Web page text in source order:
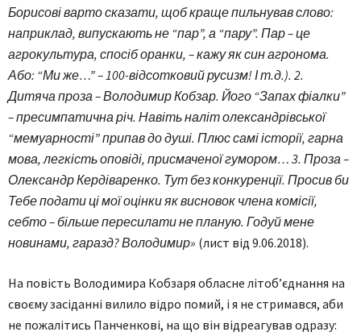
Борисові варто сказати, щоб краще пильнував слово:
наприклад, випускають не “пар”, а “пару”. Пар – це
агрокультура, спосіб оранки, – кажу як син агронома.
Або: “Ми же…” – 100-відсотковий русизм! І т.д.). 2.
Дитяча проза – Володимир Кобзар. Його “Запах фіалки”
– пресимпатична річ. Навіть наліт олександрівської
“мемуарності” припав до душі. Плюс самі історії, гарна
мова, легкість оповіді, присмаченої гумором… 3. Проза –
Олександр Кердіваренко. Тут без конкуренції. Просив би
Тебе подати ці мої оцінки як висновок члена комісії,
себто – більше пересилати не планую. Годуй мене
новинами, гаразд? Володимир» (лист від 9.06.2018).
На повість Володимира Кобзаря обласне літоб’єднання на
своєму засіданні вилило відро помий, і я не стримався, аби
не пожалітись Панченкові, на що він відреагував одразу: